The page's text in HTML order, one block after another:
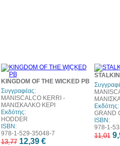
10%
KINGDOM OF THE WICKED PB
Συγγραφέας:
MANISCALCO KERRI -
ΜΑΝΙΣΚΑΛΚΟ ΚΕΡΙ
Εκδότης:
HODDER
ISBN:
978-1-529-35048-7
13,77 12,39 €
Εκδότης:
GRAND
ISBN:
978-1-
11,01